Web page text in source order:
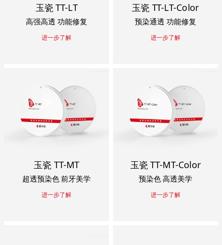
玉瓷 TT-LT
高强高透 功能修复
进一步了解
玉瓷 TT-LT-Color
预染通透 功能修复
进一步了解
玉瓷 TT-MT
超透预染色 前牙美学
进一步了解
玉瓷 TT-MT-Color
预染色 高透美学
进一步了解